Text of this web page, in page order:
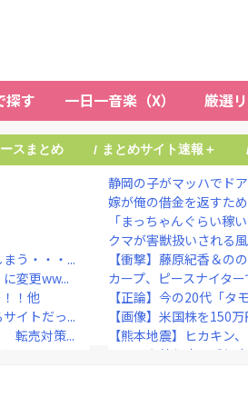
探す 一日一音楽（X） 厳選
スまとめ / まとめサイト速報＋
う・・・...
変更ww...
！他
イトだっ...
転売対策...
！！」⇒...
静岡の子がマッハでド
嫁が俺の借金を返すた
「まっちゃんぐらい稼
クマが害獣扱いされる
【衝撃】藤原紀香＆の
カープ、ピースナイタ
【正論】今の20代「タ
【画像】米国株を150
【熊本地震】ヒカキン
NHKでも性加害！番組
大物ミュージシャンが